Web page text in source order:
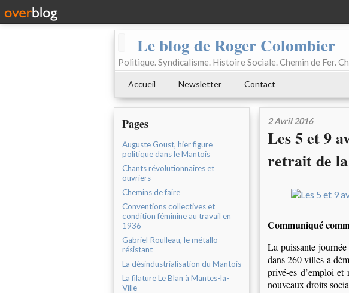
Le blog de Roger Colombier
Politique. Syndicalisme. Histoire Sociale. Chemin de Fer.
Accueil Newsletter Contact
Pages
Auguste Goust, hier figure
politique dans le Mantois
Chants révolutionnaires et
ouvriers
Chemins de faire
Conventions collectives et
condition féminine au travail en
1936
Gabriel Roulleau, le métallo
résistant
La désindustrialisation du Mantois
La filature Le Blan à Mantes-la-
Ville
2 Avril 2016
Les 5 et 9
retrait de
Communiqué
La puissante
dans 260 villes a
privé-es d’emploi
nouveaux droits